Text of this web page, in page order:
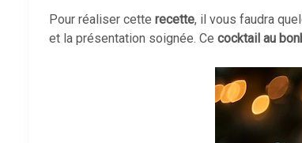
Pour réaliser cette recette, il vous faudra
et la présentation soignée. Ce cocktail au